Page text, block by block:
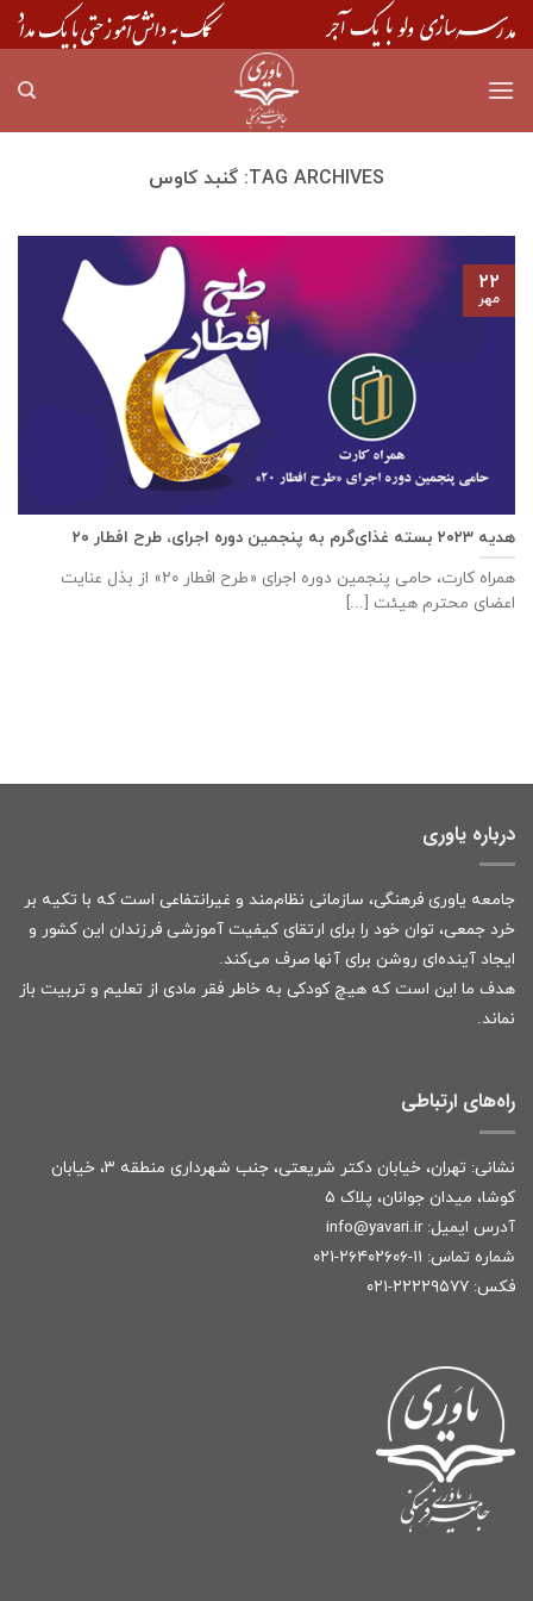
Skip
to
TAG ARCHIVES: گنبد کاوس
هدیه ۲۰۲۳ بسته غذای‌گرم به پنجمین دوره اجرای، طرح افطار ۲۰
همراه کارت، حامی پنجمین دوره اجرای «طرح افطار ۲۰» از بذل عنایت
اعضای محترم هیئت [...]
۲۲
مهر
درباره یاوری
جامعه یاوری فرهنگی، سازمانی نظام‌مند و غیرانتفاعی است که با تکیه بر
خرد جمعی، توان خود را برای ارتقای کیفیت آموزشی فرزندان این کشور و
ایجاد آینده‌ای روشن برای آنها صرف می‌کند.
هدف ما این است که هیچ کودکی به خاطر فقر مادی از تعلیم و تربیت باز
نماند.
راه‌های ارتباطی
نشانی: تهران، خیابان دکتر شریعتی، جنب شهرداری منطقه ۳، خیابان
کوشا، میدان جوانان، پلاک ۵
آدرس ایمیل: info@yavari.ir
شماره تماس: ۱۱-۲۶۴۰۲۶۰۶-۰۲۱
فکس: ۲۲۲۲۹۵۷۷-۰۲۱